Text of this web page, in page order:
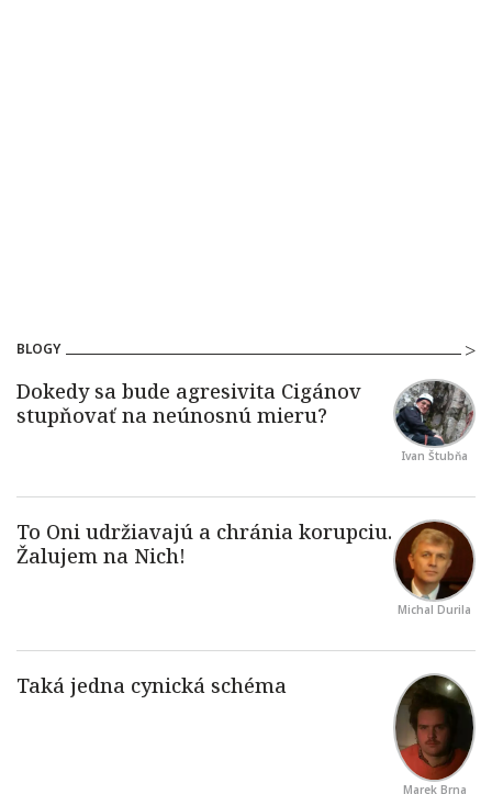
BLOGY
Ivan Štubňa
Michal Durila
Marek Brna